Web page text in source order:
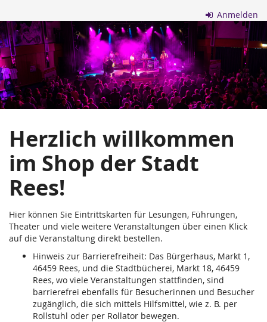
Haupt-
Inhalt
springen
Anmelden
Stadt
Rees
Herzlich willkommen
im Shop der Stadt
Rees!
Hier können Sie Eintrittskarten für Lesungen, Führungen,
Theater und viele weitere Veranstaltungen über einen Klick
auf die Veranstaltung direkt bestellen.
Hinweis zur Barrierefreiheit: Das Bürgerhaus, Markt 1,
46459 Rees, und die Stadtbücherei, Markt 18, 46459
Rees, wo viele Veranstaltungen stattfinden, sind
barrierefrei ebenfalls für Besucherinnen und Besucher
zugänglich, die sich mittels Hilfsmittel, wie z. B. per
Rollstuhl oder per Rollator bewegen.